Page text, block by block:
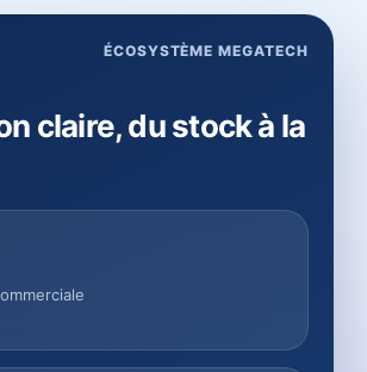
ÉCOSYSTÈME MEGATECH
claire, du stock à la